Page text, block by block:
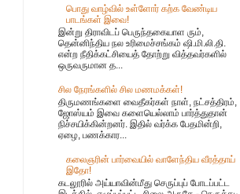
பொது வாழ்வில் உள்ளோர் கற்க வேண்டிய
பாடங்கள் இவை!
இன்று திராவிடப் பெருந்தகையாள ரும்,
தென்னிந்திய நல உரிமைச்சங்கம் ஷி.மி.லி.தி.
என்ற நீதிக்கட்சியைத் தோற்று வித்தவர்களில்
ஒருவருமான த...
சில நேரங்களில் சில மணமக்கள்!
திருமணங்களை வைதீகர்கள் நாள், நட்சத்திரம்,
ஜோஸ்யம் இவை களையெல்லாம் பார்த்துதான்
நிச்சயிக்கின்றனர். இதில் வர்க்க பேதமின்றி,
ஏழை, பணக்கார...
கலைஞரின் பார்வையில் வாளேந்திய வீரத்தாய்
இதோ!
கடலூரில் அய்யாவின்மீது செருப்புப் போடப்பட்ட